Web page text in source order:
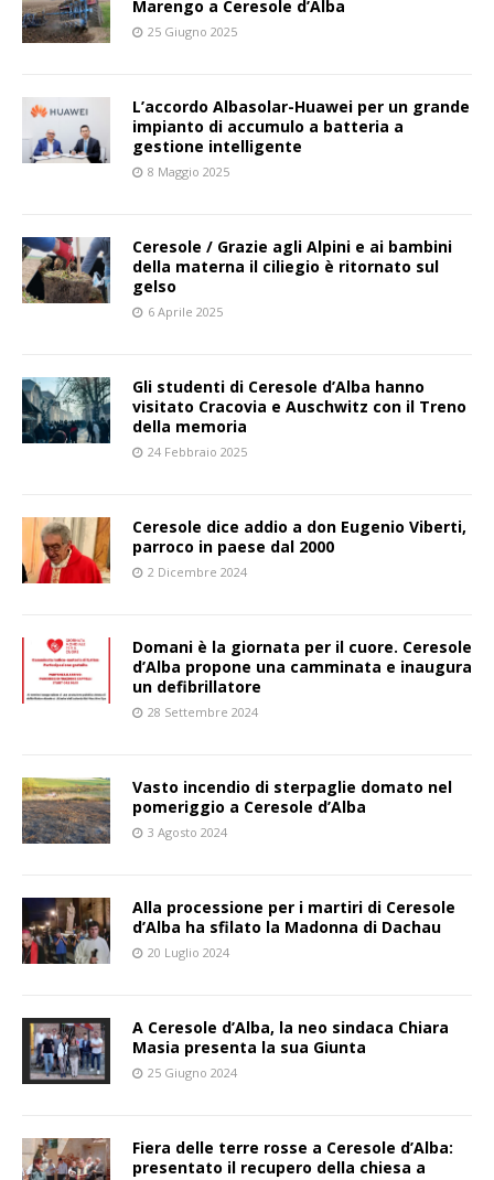
Marengo a Ceresole d’Alba
25 Giugno 2025
L’accordo Albasolar-Huawei per un grande
impianto di accumulo a batteria a
gestione intelligente
8 Maggio 2025
Ceresole / Grazie agli Alpini e ai bambini
della materna il ciliegio è ritornato sul
gelso
6 Aprile 2025
Gli studenti di Ceresole d’Alba hanno
visitato Cracovia e Auschwitz con il Treno
della memoria
24 Febbraio 2025
Ceresole dice addio a don Eugenio Viberti,
parroco in paese dal 2000
2 Dicembre 2024
Domani è la giornata per il cuore. Ceresole
d’Alba propone una camminata e inaugura
un defibrillatore
28 Settembre 2024
Vasto incendio di sterpaglie domato nel
pomeriggio a Ceresole d’Alba
3 Agosto 2024
Alla processione per i martiri di Ceresole
d’Alba ha sfilato la Madonna di Dachau
20 Luglio 2024
A Ceresole d’Alba, la neo sindaca Chiara
Masia presenta la sua Giunta
25 Giugno 2024
Fiera delle terre rosse a Ceresole d’Alba:
presentato il recupero della chiesa a